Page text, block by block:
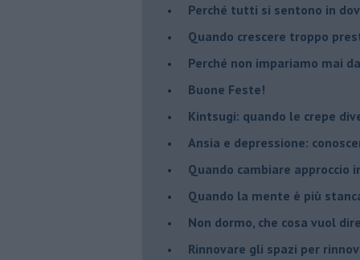
​Perché tutti si sentono in
​Quando crescere troppo
​Perché non impariamo mai
​Buone Feste!
​Kintsugi: quando le crepe
Ansia e depressione:
Quando cambiare approccio
​Quando la mente è più
Non dormo, che cosa vuol
​Rinnovare gli spazi per